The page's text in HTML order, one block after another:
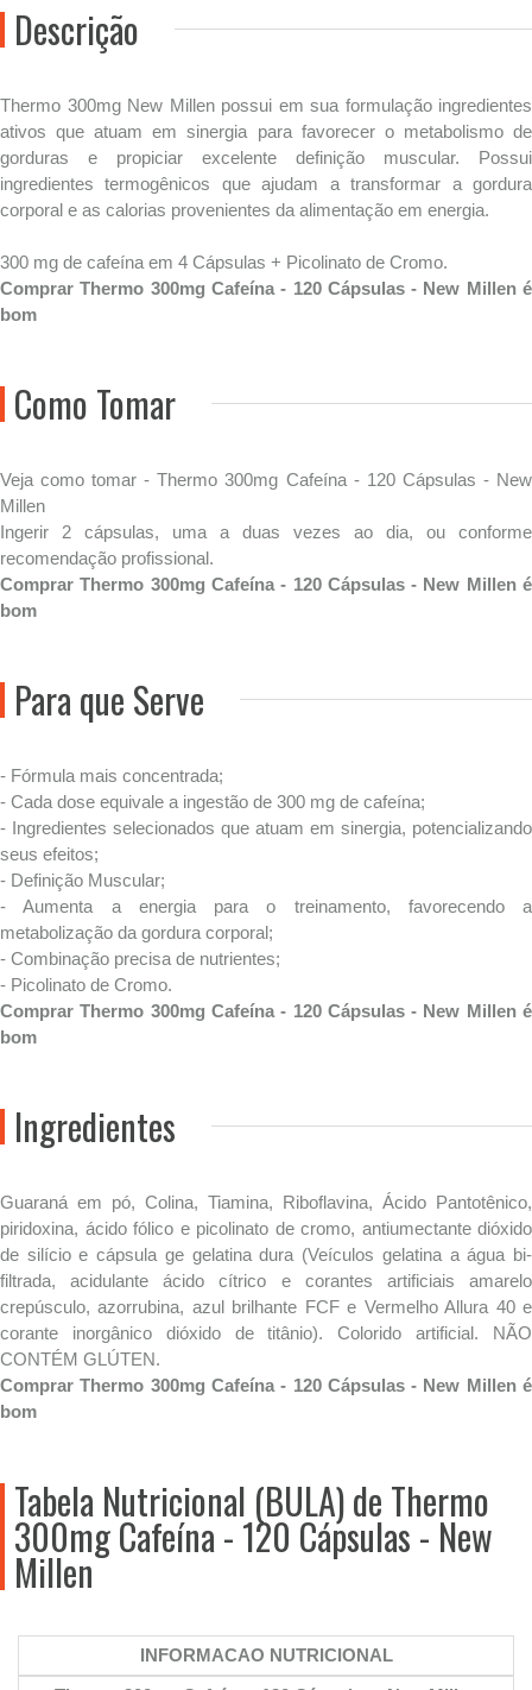
Descrição
Thermo 300mg New Millen possui em sua formulação ingredientes
ativos que atuam em sinergia para favorecer o metabolismo de
gorduras e propiciar excelente definição muscular. Possui
ingredientes termogênicos que ajudam a transformar a gordura
corporal e as calorias provenientes da alimentação em energia.
300 mg de cafeína em 4 Cápsulas + Picolinato de Cromo.
Comprar Thermo 300mg Cafeína - 120 Cápsulas - New Millen é
bom
Como Tomar
Veja como tomar - Thermo 300mg Cafeína - 120 Cápsulas - New
Millen
Ingerir 2 cápsulas, uma a duas vezes ao dia, ou conforme
recomendação profissional.
Comprar Thermo 300mg Cafeína - 120 Cápsulas - New Millen é
bom
Para que Serve
- Fórmula mais concentrada;
- Cada dose equivale a ingestão de 300 mg de cafeína;
- Ingredientes selecionados que atuam em sinergia, potencializando
seus efeitos;
- Definição Muscular;
- Aumenta a energia para o treinamento, favorecendo a
metabolização da gordura corporal;
- Combinação precisa de nutrientes;
- Picolinato de Cromo.
Comprar Thermo 300mg Cafeína - 120 Cápsulas - New Millen é
bom
Ingredientes
Guaraná em pó, Colina, Tiamina, Riboflavina, Ácido Pantotênico,
piridoxina, ácido fólico e picolinato de cromo, antiumectante dióxido
de silício e cápsula ge gelatina dura (Veículos gelatina a água bi-
filtrada, acidulante ácido cítrico e corantes artificiais amarelo
crepúsculo, azorrubina, azul brilhante FCF e Vermelho Allura 40 e
corante inorgânico dióxido de titânio). Colorido artificial. NÃO
CONTÉM GLÚTEN.
Comprar Thermo 300mg Cafeína - 120 Cápsulas - New Millen é
bom
Tabela Nutricional (BULA) de Thermo
300mg Cafeína - 120 Cápsulas - New
Millen
INFORMACAO NUTRICIONAL